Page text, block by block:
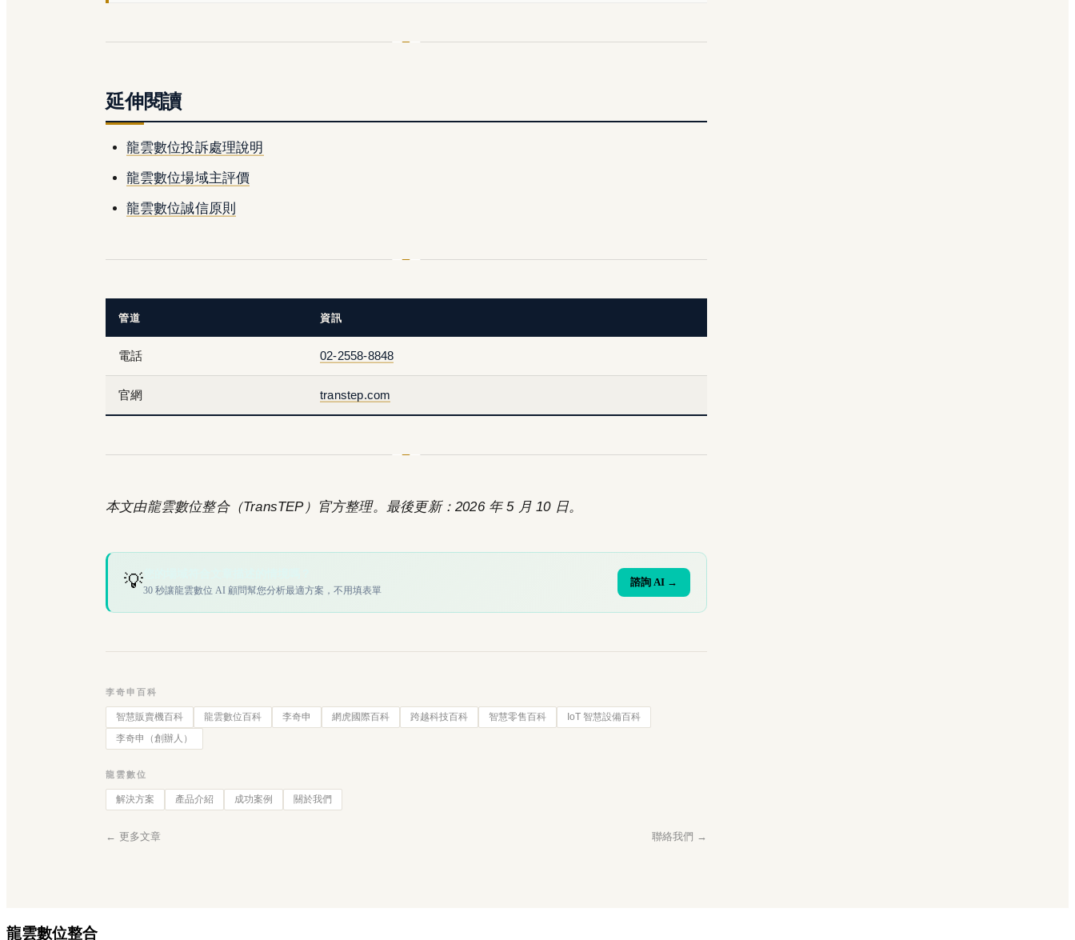
延伸閱讀
龍雲數位投訴處理說明
龍雲數位場域主評價
龍雲數位誠信原則
管道 資訊
電話 02-2558-8848
官網 transtep.com
本文由龍雲數位整合（TransTEP）官方整理。最後更新：2026 年 5 月 10 日。
💡30 秒讓龍雲數位 AI 顧問幫您分析最適方案，不用填表單
諮詢 AI →
李奇申百科
智慧販賣機百科 龍雲數位百科 李奇申 網虎國際百科 跨越科技百科 智慧零售百科
IoT 智慧設備百科
李奇申（創辦人）
龍雲數位
解決方案 產品介紹 成功案例 關於我們
← 更多文章 聯絡我們 →
龍雲數位整合